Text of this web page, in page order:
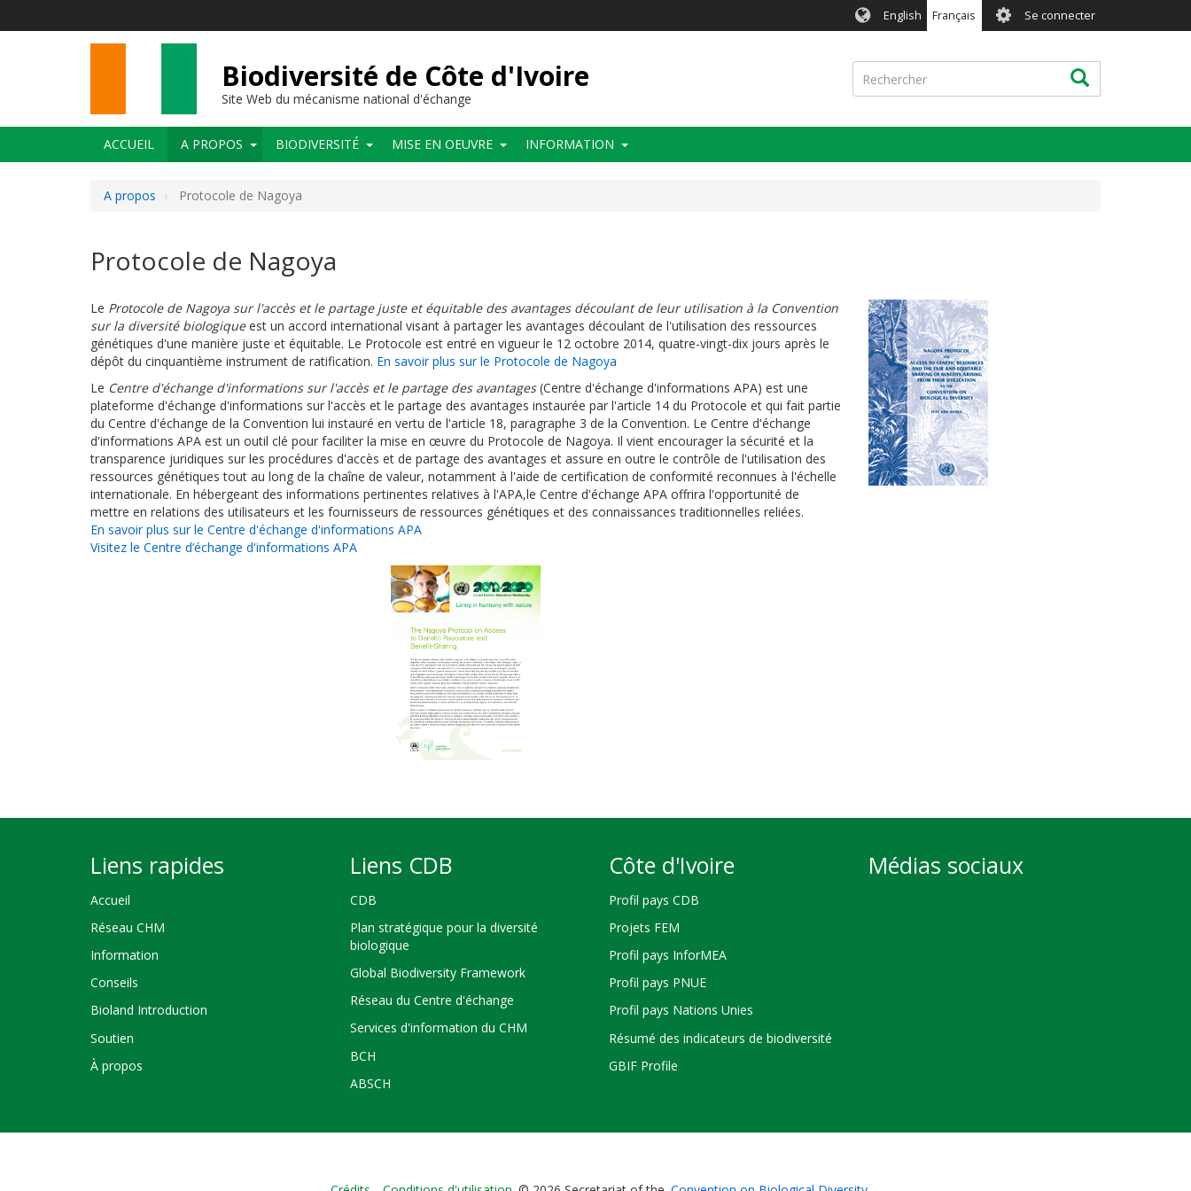
English Français User
account
menu
Se connecter
Biodiversité de Côte d'Ivoire
Site Web du mécanisme national d'échange
Rechercher Rechercher
Main
navigation
ACCUEIL A PROPOS BIODIVERSITÉ MISE EN OEUVRE INFORMATION
A propos Protocole de Nagoya
Protocole de Nagoya
Le Protocole de Nagoya sur l'accès et le partage juste et équitable des avantages découlant de leur utilisation à la Convention
sur la diversité biologiqueest un accord international visant à partager les avantages découlant de l'utilisation des ressources
génétiques d'une manière juste et équitable. Le Protocole est entré en vigueur le 12 octobre 2014, quatre-vingt-dix jours après le
dépôt du cinquantième instrument de ratification. En savoir plus sur le Protocole de Nagoya
Le Centre d'échange d'informations sur l'accès et le partage des avantages(Centre d'échange d'informations APA) est une
plateforme d'échange d'informations sur l'accès et le partage des avantages instaurée par l'article 14 du Protocole et qui fait partie
du Centre d'échange de la Convention lui instauré en vertu de l'article 18, paragraphe 3 de la Convention. Le Centre d'échange
d'informations APA est un outil clé pour faciliter la mise en œuvre du Protocole de Nagoya. Il vient encourager la sécurité et la
transparence juridiques sur les procédures d'accès et de partage des avantages et assure en outre le contrôle de l'utilisation des
ressources génétiques tout au long de la chaîne de valeur, notamment à l'aide de certification de conformité reconnues à l'échelle
internationale. En hébergeant des informations pertinentes relatives à l'APA,le Centre d'échange APA offrira l'opportunité de
mettre en relations des utilisateurs et les fournisseurs de ressources génétiques et des connaissances traditionnelles reliées.
En savoir plus sur le Centre d'échange d'informations APA
Visitez le Centre d’échange d'informations APA
Liens rapides
Accueil
Réseau CHM
Information
Conseils
Bioland Introduction
Soutien
À propos
Liens CDB
CDB
Plan stratégique pour la diversité
biologique
Global Biodiversity Framework
Réseau du Centre d'échange
Services d'information du CHM
BCH
ABSCH
Côte d'Ivoire
Profil pays CDB
Projets FEM
Profil pays InforMEA
Profil pays PNUE
Profil pays Nations Unies
Résumé des indicateurs de biodiversité
GBIF Profile
Médias sociaux